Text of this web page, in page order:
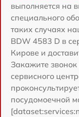
выполняется на
специального
таких случаях
BDW 4583 D в
Кирове и
Закажите
сервисного
посудомоечной